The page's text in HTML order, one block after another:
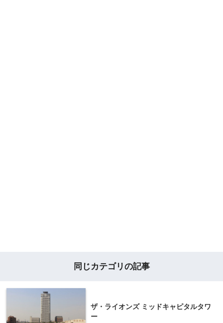
同じカテゴリの記事
ザ・ライオンズ ミッドキャピタルタワ
ー